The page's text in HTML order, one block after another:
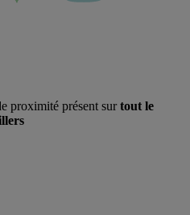
proximité présent surtout le